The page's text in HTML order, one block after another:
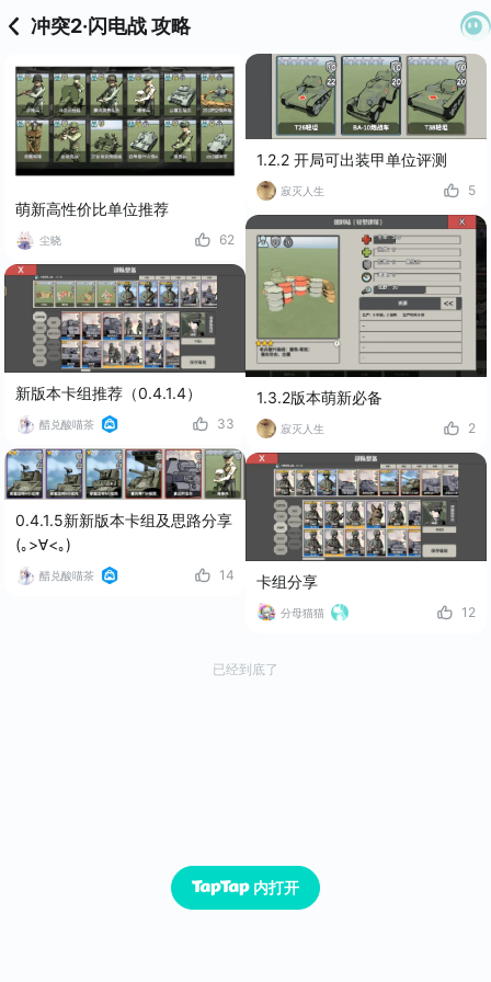
冲突2·闪电战 攻略
萌新高性价比单位推荐
尘晓 62
新版本卡组推荐（0.4.1.4）
醋兑酸喵茶 33
0.4.1.5新新版本卡组及思路分享
(｡>∀<｡)
醋兑酸喵茶 14
1.2.2 开局可出装甲单位评测
寂灭人生 5
1.3.2版本萌新必备
寂灭人生 2
卡组分享
分母猫猫 12
已经到底了
内打开